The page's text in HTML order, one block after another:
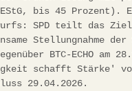
EStG, bis 45
SPD teilt das
Stellungnahme
BTC-ECHO am
schafft Stärke'
29.04.2026.